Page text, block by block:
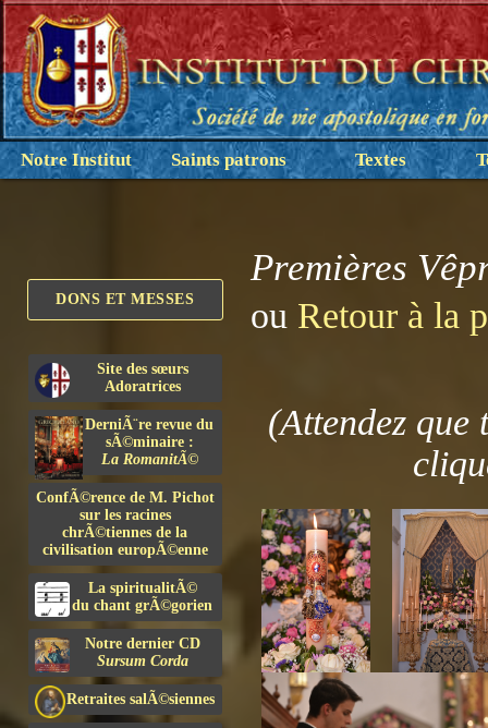
Notre Institut Saints patrons Textes
DONS ET MESSES
Site des sœurs
Adoratrices
DerniÃ¨re revue du
sÃ©minaire :
La RomanitÃ©
ConfÃ©rence de M. Pichot
sur les racines
chrÃ©tiennes de la
civilisation europÃ©enne
La spiritualitÃ©
du chant grÃ©gorien
Notre dernier CD
Sursum Corda
Retraites salÃ©siennes
Premières
ou Retour à la
(Attendez que